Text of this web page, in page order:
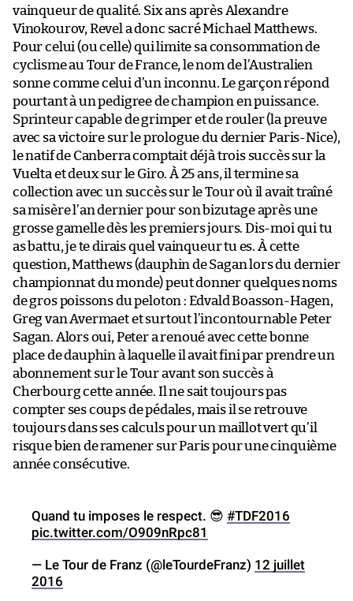
vainqueur de qualité. Six ans après Alexandre
Vinokourov, Revel a donc sacré Michael Matthews.
Pour celui (ou celle) qui limite sa consommation de
cyclisme au Tour de France, le nom de l’Australien
sonne comme celui d’un inconnu. Le garçon répond
pourtant à un pedigree de champion en puissance.
Sprinteur capable de grimper et de rouler (la preuve
avec sa victoire sur le prologue du dernier Paris-Nice),
le natif de Canberra comptait déjà trois succès sur la
Vuelta et deux sur le Giro. À 25 ans, il termine sa
collection avec un succès sur le Tour où il avait traîné
sa misère l’an dernier pour son bizutage après une
grosse gamelle dès les premiers jours. Dis-moi qui tu
as battu, je te dirais quel vainqueur tu es. À cette
question, Matthews (dauphin de Sagan lors du dernier
championnat du monde) peut donner quelques noms
de gros poissons du peloton : Edvald Boasson-Hagen,
Greg van Avermaet et surtout l’incontournable Peter
Sagan. Alors oui, Peter a renoué avec cette bonne
place de dauphin à laquelle il avait fini par prendre un
abonnement sur le Tour avant son succès à
Cherbourg cette année. Il ne sait toujours pas
compter ses coups de pédales, mais il se retrouve
toujours dans ses calculs pour un maillot vert qu’il
risque bien de ramener sur Paris pour une cinquième
année consécutive.
Quand tu imposes le respect. 😎 #TDF2016
pic.twitter.com/O909nRpc81
— Le Tour de Franz (@leTourdeFranz) 12 juillet
2016